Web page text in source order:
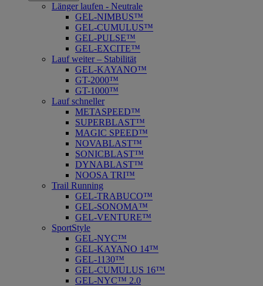
Länger laufen - Neutrale
GEL-NIMBUS™
GEL-CUMULUS™
GEL-PULSE™
GEL-EXCITE™
Lauf weiter – Stabilität
GEL-KAYANO™
GT-2000™
GT-1000™
Lauf schneller
METASPEED™
SUPERBLAST™
MAGIC SPEED™
NOVABLAST™
SONICBLAST™
DYNABLAST™
NOOSA TRI™
Trail Running
GEL-TRABUCO™
GEL-SONOMA™
GEL-VENTURE™
SportStyle
GEL-NYC™
GEL-KAYANO 14™
GEL-1130™
GEL-CUMULUS 16™
GEL-NYC™ 2.0